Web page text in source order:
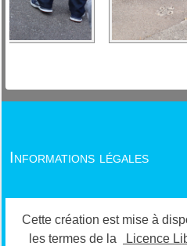
Informations légales
Cette création est mise à
les termes de la
Licence